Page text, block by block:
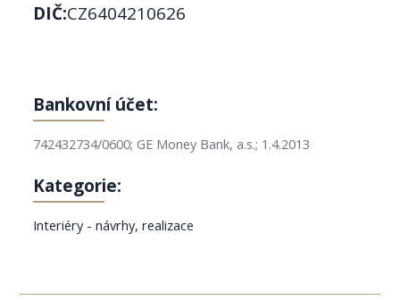
DIČ:CZ6404210626
Bankovní účet:
742432734/0600; GE Money Bank, a.s.; 1.4.2013
Kategorie:
Interiéry - návrhy, realizace